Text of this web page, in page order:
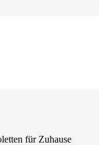
für Zuhause